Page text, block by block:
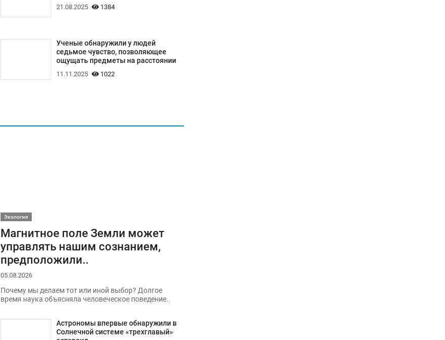
21.08.2025 1384
Ученые обнаружили у людей
седьмое чувство, позволяющее
ощущать предметы на расстоянии
11.11.2025 1022
Экология
Магнитное поле Земли может
управлять нашим сознанием,
предположили..
05.08.2026
Почему мы делаем тот или иной выбор? Долгое
время наука объясняла человеческое поведение..
Астрономы впервые обнаружили в
Солнечной системе «трехглавый»